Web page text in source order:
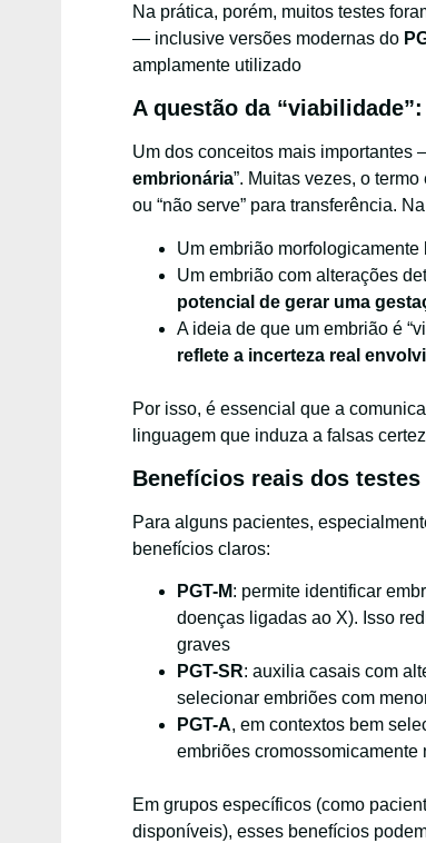
Na prática, porém, muitos testes
— inclusive versões modernas do
amplamente utilizado
A questão da
Um dos conceitos mais
embrionária”. Muitas vezes, o
ou “não serve” para transferência.
Um embrião morfologicamente
Um embrião com alterações
potencial de gerar uma
A ideia de que um embrião é
reflete a incerteza real
Por isso, é essencial que a
linguagem que induza a falsas
Benefícios reais dos
Para alguns pacientes,
benefícios claros:
PGT-M: permite identificar
doenças ligadas ao X). Isso
graves
PGT-SR: auxilia casais com
selecionar embriões com
PGT-A, em contextos bem
embriões cromossomicamente
Em grupos específicos (como
disponíveis), esses benefícios